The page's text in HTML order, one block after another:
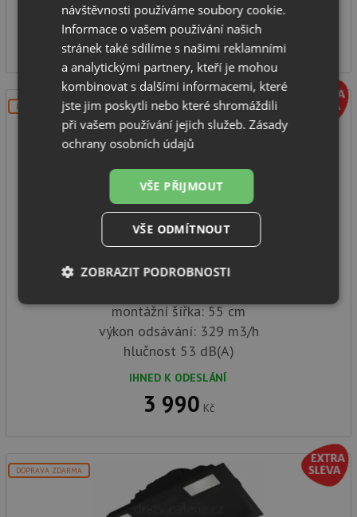
IHNED K ODESLÁNÍ
329 Kč
DOPRAVA ZDARMA
Teka GFG 2 BK černé sklo
montážní šířka: 55 cm
výkon odsávání: 329 m3/h
hlučnost 53 dB(A)
IHNED K ODESLÁNÍ
3 990 Kč
DOPRAVA ZDARMA
návštěvnosti používáme soubory cookie.
Informace o vašem používání našich
stránek také sdílíme s našimi reklamními
a analytickými partnery, kteří je mohou
kombinovat s dalšími informacemi, které
jste jim poskytli nebo které shromáždili
při vašem používání jejich služeb.Zásady
ochrany osobních údajů
VŠE PŘIJMOUT
VŠE ODMÍTNOUT
ZOBRAZIT PODROBNOSTI
Nezbytně
nutné
soubory
Výkonové
soubory
Soubory
cílení
Funkční soubory
soubory